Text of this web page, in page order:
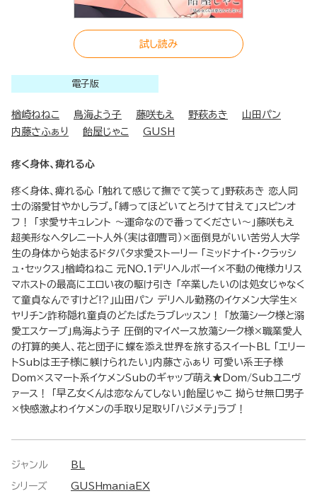
試し読み
電子版
楢崎ねねこ 鳥海よう子 藤咲もえ 野萩あき
山田パン
内藤さふぁり
飴屋じゃこ GUSH
疼く身体、痺れる心
疼く身体、痺れる心 「触れて感じて撫でて笑って」野萩あき 恋人同
士の溺愛甘やかしラブ。「縛ってほどいてとろけて甘えて」スピンオ
フ！ 「求愛サキュレント ～運命なので番ってください～」藤咲もえ
超美形なヘタレニート人外（実は御曹司）×面倒見がいい苦労人大学
生の身体から始まるドタバタ求愛ストーリー 「ミッドナイト・クラッシ
ュ・セックス」楢崎ねねこ 元NO.1デリヘルボーイ×不動の俺様カリス
マホストの最高にエロい夜の駆け引き 「卒業したいのは処女じゃなく
て童貞なんですけど!?」山田パン デリヘル勤務のイケメン大学生×
ヤリチン詐称隠れ童貞のどたばたラブレッスン！ 「放蕩シーク様と溺
愛エスケープ」鳥海よう子 圧倒的マイペース放蕩シーク様×職業愛人
の打算的美人、花と団子に蝶を添え世界を旅するスイートBL 「エリー
トSubは王子様に躾けられたい」内藤さふぁり 可愛い系王子様
Dom×スマート系イケメンSubのギャップ萌え★Dom/Subユニヴ
ァース！ 「早乙女くんは恋なんてしない」飴屋じゃこ 拗らせ無口男子
×快感激よわイケメンの手取り足取り「ハジメテ」ラブ！
ジャンル BL
シリーズ GUSHmaniaEX